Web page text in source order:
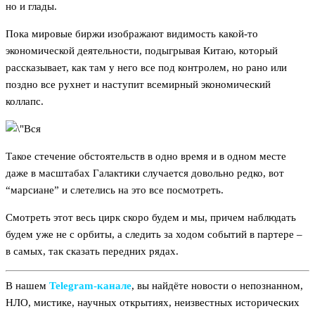
но и глады.
Пока мировые биржи изображают видимость какой-то
экономической деятельности, подыгрывая Китаю, который
рассказывает, как там у него все под контролем, но рано или
поздно все рухнет и наступит всемирный экономический
коллапс.
Такое стечение обстоятельств в одно время и в одном месте
даже в масштабах Галактики случается довольно редко, вот
“марсиане” и слетелись на это все посмотреть.
Смотреть этот весь цирк скоро будем и мы, причем наблюдать
будем уже не с орбиты, а следить за ходом событий в партере –
в самых, так сказать передних рядах.
В нашем Telegram‑канале, вы найдёте новости о непознанном,
НЛО, мистике, научных открытиях, неизвестных исторических